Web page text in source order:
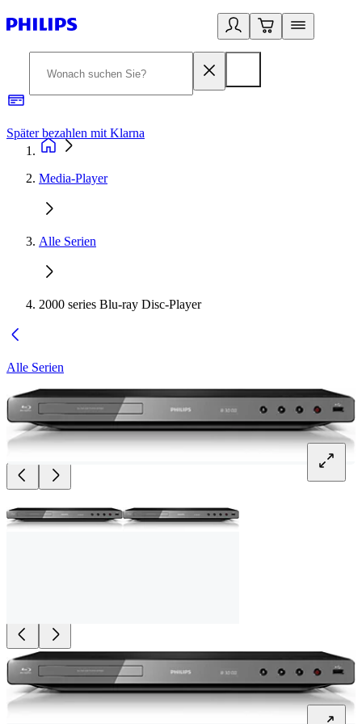
Später bezahlen mit Klarna
Media-Player
Alle Serien
2000 series Blu-ray Disc-Player
Alle Serien